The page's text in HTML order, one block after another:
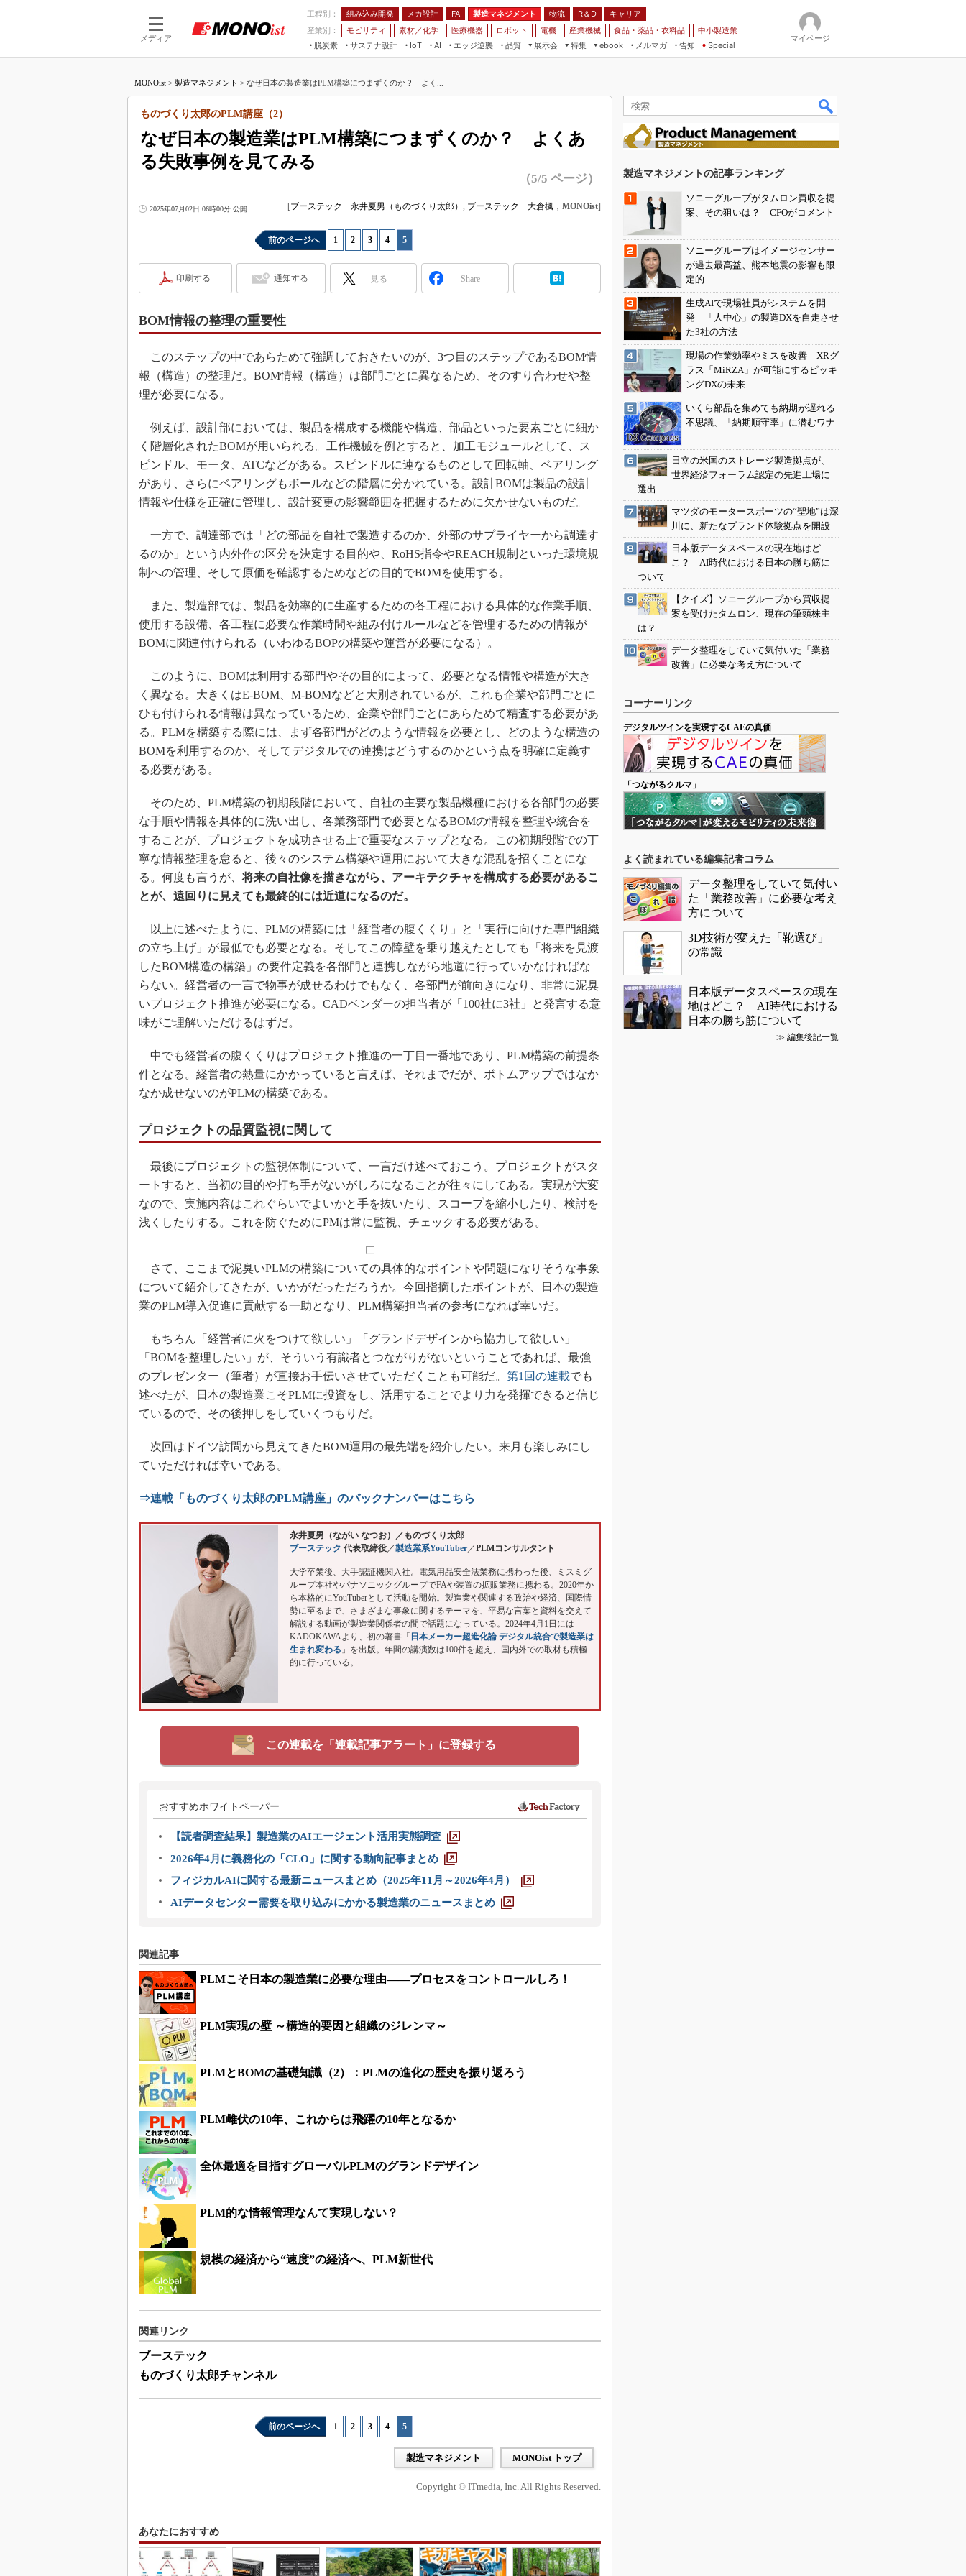
メディア
工程別： 組み込み開発 メカ設計 FA 製造マネジメント 物流 R＆D
キャリア
産業別：
モビリティ 素材／化学 医療機器 ロボット 電機 産業機械 食品・薬品・衣料品
中小製造業
脱炭素
サステナ設計
IoT
つながる工場
AI
AI×設備保全
エッジ逆襲 品質
展示会
JIMTOF
IIFES
TECHNO-FRONTIER
スマート工場EXPO
日本ものづくりワールド
産業オープンネット展
特集
つながるクルマ
VR／AR
フィールドサービス
ISO26262
S＆OP
メイドインジャパン
植物工場
知財マネジメント
海外生産
グローバル設計・開発
制御セキュリティ
ebook
モビリティ
メルマガ
告知 Special
マイページ
MONOist > 製造マネジメント > なぜ日本の製造業はPLM構築につまずくのか？ よく...
なぜ日本の製造業はPLM構築につまずくのか？ よくあ
る失敗事例を見てみる
ものづくり太郎のPLM講座（2）
（5/5 ページ）
2025年07月02日 06時00分 公開 [ブーステック 永井夏男（ものづくり太郎） , ブーステック 大倉楓 ， MONOist]
前のページへ 1 2 3 4 5
印刷する 通知する 見る Share
BOM情報の整理の重要性
このステップの中であらためて強調しておきたいのが、3つ目のステップであるBOM情
報（構造）の整理だ。BOM情報（構造）は部門ごとに異なるため、そのすり合わせや整
理が必要になる。
例えば、設計部においては、製品を構成する機能や構造、部品といった要素ごとに細か
く階層化されたBOMが用いられる。工作機械を例とすると、加工モジュールとして、ス
ピンドル、モータ、ATCなどがある。スピンドルに連なるものとして回転軸、ベアリング
があり、さらにベアリングもボールなどの階層に分かれている。設計BOMは製品の設計
情報や仕様を正確に管理し、設計変更の影響範囲を把握するために欠かせないものだ。
一方で、調達部では「どの部品を自社で製造するのか、外部のサプライヤーから調達す
るのか」という内外作の区分を決定する目的や、RoHS指令やREACH規制といった環境規
制への管理、そして原価を確認するためなどの目的でBOMを使用する。
また、製造部では、製品を効率的に生産するための各工程における具体的な作業手順、
使用する設備、各工程に必要な作業時間や組み付けルールなどを管理するための情報が
BOMに関連付けられる（いわゆるBOPの構築や運営が必要になる）。
このように、BOMは利用する部門やその目的によって、必要となる情報や構造が大き
く異なる。大きくはE-BOM、M-BOMなどと大別されているが、これも企業や部門ごとに
ひも付けられる情報は異なっているため、企業や部門ごとにあらためて精査する必要があ
る。PLMを構築する際には、まず各部門がどのような情報を必要とし、どのような構造の
BOMを利用するのか、そしてデジタルでの連携はどうするのかという点を明確に定義す
る必要がある。
そのため、PLM構築の初期段階において、自社の主要な製品機種における各部門の必要
な手順や情報を具体的に洗い出し、各業務部門で必要となるBOMの情報を整理や統合を
することが、プロジェクトを成功させる上で重要なステップとなる。この初期段階での丁
寧な情報整理を怠ると、後々のシステム構築や運用において大きな混乱を招くことにな
る。何度も言うが、将来の自社像を描きながら、アーキテクチャを構成する必要があるこ
とが、遠回りに見えても最終的には近道になるのだ。
以上に述べたように、PLMの構築には「経営者の腹くくり」と「実行に向けた専門組織
の立ち上げ」が最低でも必要となる。そしてこの障壁を乗り越えたとしても「将来を見渡
したBOM構造の構築」の要件定義を各部門と連携しながら地道に行っていかなければな
らない。経営者の一言で物事が成せるわけでもなく、各部門が前向きになり、非常に泥臭
いプロジェクト推進が必要になる。CADベンダーの担当者が「100社に3社」と発言する意
味がご理解いただけるはずだ。
中でも経営者の腹くくりはプロジェクト推進の一丁目一番地であり、PLM構築の前提条
件となる。経営者の熱量にかかっていると言えば、それまでだが、ボトムアップではなか
なか成せないのがPLMの構築である。
プロジェクトの品質監視に関して
最後にプロジェクトの監視体制について、一言だけ述べておこう。プロジェクトがスタ
ートすると、当初の目的や打ち手がないがしろになることが往々にしてある。実現が大変
なので、実施内容はこれぐらいでよいかと手を抜いたり、スコープを縮小したり、検討を
浅くしたりする。これを防ぐためにPMは常に監視、チェックする必要がある。
さて、ここまで泥臭いPLMの構築についての具体的なポイントや問題になりそうな事象
について紹介してきたが、いかがだっただろうか。今回指摘したポイントが、日本の製造
業のPLM導入促進に貢献する一助となり、PLM構築担当者の参考になれば幸いだ。
もちろん「経営者に火をつけて欲しい」「グランドデザインから協力して欲しい」
「BOMを整理したい」が、そういう有識者とつながりがないということであれば、最強
のプレゼンター（筆者）が直接お手伝いさせていただくことも可能だ。 第1回の連載でも
述べたが、日本の製造業こそPLMに投資をし、活用することでより力を発揮できると信じ
ているので、その後押しをしていくつもりだ。
次回はドイツ訪問から見えてきたBOM運用の最先端を紹介したい。来月も楽しみにし
ていただければ幸いである。
⇒連載「ものづくり太郎のPLM講座」のバックナンバーはこちら
永井夏男（ながい なつお）／ものづくり太郎
ブーステック 代表取締役／製造業系YouTuber／PLMコンサルタント
大学卒業後、大手認証機関入社。電気用品安全法業務に携わった後、ミスミグ
ループ本社やパナソニックグループでFAや装置の拡販業務に携わる。2020年か
ら本格的にYouTuberとして活動を開始。製造業や関連する政治や経済、国際情
勢に至るまで、さまざまな事象に関するテーマを、平易な言葉と資料を交えて
解説する動画が製造業関係者の間で話題になっている。2024年4月1日には
KADOKAWAより、初の著書「 日本メーカー超進化論 デジタル統合で製造業は
生まれ変わる 」を出版。年間の講演数は100件を超え、国内外での取材も積極
的に行っている。
この連載を「連載記事アラート」に登録する
おすすめホワイトペーパー
【読者調査結果】製造業のAIエージェント活用実態調査
2026年4月に義務化の「CLO」に関する動向記事まとめ
フィジカルAIに関する最新ニュースまとめ（2025年11月～2026年4月）
AIデータセンター需要を取り込みにかかる製造業のニュースまとめ
関連記事
PLMこそ日本の製造業に必要な理由――プロセスをコントロールしろ！
PLM実現の壁 ～構造的要因と組織のジレンマ～
PLMとBOMの基礎知識（2）：PLMの進化の歴史を振り返ろう
PLM雌伏の10年、これからは飛躍の10年となるか
全体最適を目指すグローバルPLMのグランドデザイン
PLM的な情報管理なんて実現しない？
規模の経済から“速度”の経済へ、PLM新世代
関連リンク
ブーステック
ものづくり太郎チャンネル
前のページへ 1 2 3 4 5
製造マネジメント MONOist トップ
Copyright © ITmedia, Inc. All Rights Reserved.
あなたにおすすめ
製造マネジメントの記事ランキング
ソニーグループがタムロン買収を提
案、その狙いは？ CFOがコメント
ソニーグループはイメージセンサー
が過去最高益、熊本地震の影響も限
定的
生成AIで現場社員がシステムを開
発 「人中心」の製造DXを自走させ
た3社の方法
現場の作業効率やミスを改善 XRグ
ラス「MiRZA」が可能にするピッキ
ングDXの未来
いくら部品を集めても納期が遅れる
不思議、「納期順守率」に潜むワナ
日立の米国のストレージ製造拠点が、
世界経済フォーラム認定の先進工場に
選出
マツダのモータースポーツの“聖地”は深
川に、新たなブランド体験拠点を開設
日本版データスペースの現在地はど
こ？ AI時代における日本の勝ち筋に
ついて
【クイズ】ソニーグループから買収提
案を受けたタムロン、現在の筆頭株主
は？
データ整理をしていて気付いた「業務
改善」に必要な考え方について
コーナーリンク
デジタルツインを実現するCAEの真価
「つながるクルマ」
よく読まれている編集記者コラム
データ整理をしていて気付い
た「業務改善」に必要な考え
方について
3D技術が変えた「靴選び」
の常識
日本版データスペースの現在
地はどこ？ AI時代における
日本の勝ち筋について
≫ 編集後記一覧